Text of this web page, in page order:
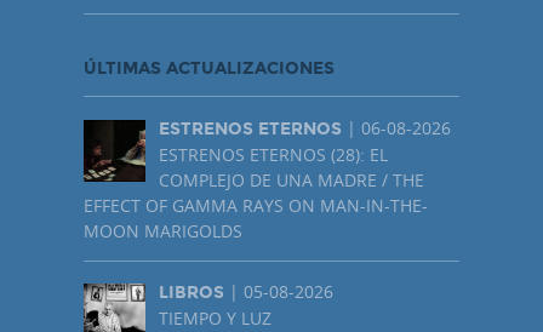
ÚLTIMAS ACTUALIZACIONES
ESTRENOS ETERNOS | 06-08-2026
ESTRENOS ETERNOS (28): EL
COMPLEJO DE UNA MADRE / THE
EFFECT OF GAMMA RAYS ON MAN-IN-THE-
MOON MARIGOLDS
LIBROS | 05-08-2026
TIEMPO Y LUZ